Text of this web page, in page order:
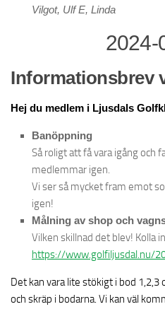
Vilgot, Ulf E, Linda
2024-
Informationsbrev
Hej du medlem i Ljusdals
Banöppning
Så roligt att få vara igång och
medlemmar igen.
Vi ser så mycket fram emot
igen!
Målning av shop och
Vilken skillnad det blev! Kolla
https://www.golfiljusdal.nu/
Det kan vara lite stökigt i bod 1,2,3
och skräp i bodarna. Vi kan väl